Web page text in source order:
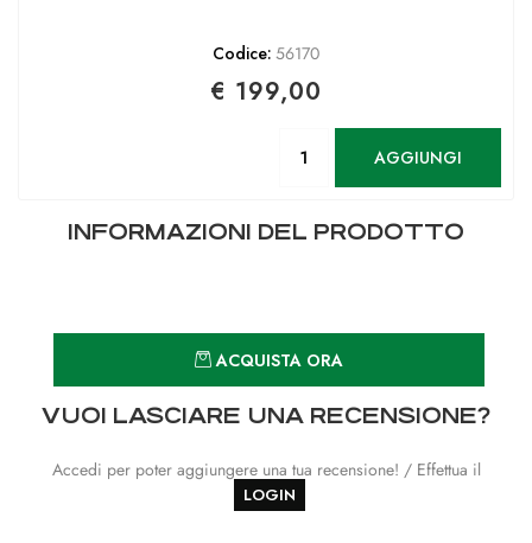
Codice: 56170
€ 199,00
AGGIUNGI
INFORMAZIONI DEL PRODOTTO
ACQUISTA ORA
VUOI LASCIARE UNA RECENSIONE?
Accedi per poter aggiungere una tua recensione! / Effettua il
LOGIN